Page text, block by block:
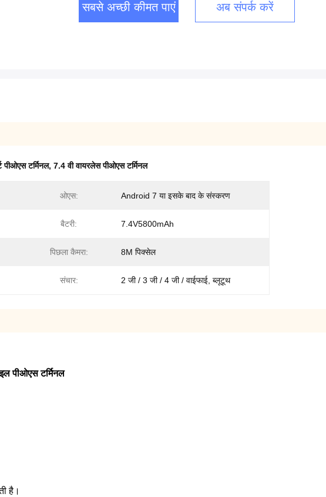
सबसे अच्छी कीमत पाएं अब संपर्क करें
पीओएस टर्मिनल, 7.4 वी वायरलेस पीओएस टर्मिनल
ओएस: Android 7 या इसके बाद के संस्करण
बैटरी: 7.4V5800mAh
पिछला कैमरा: 8M पिक्सेल
संचार: 2 जी / 3 जी / 4 जी / वाईफाई, ब्लूटूथ
पीओएस टर्मिनल
है।